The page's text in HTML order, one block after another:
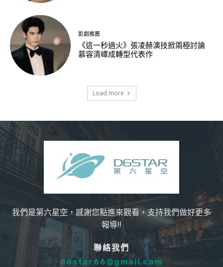
影劇推薦
《這一秒過火》張凌赫演技掀兩極討論
慕容清嶧成轉型代表作
Load more
我們是第六星空，感謝您點進來觀看，支持我們做好更多
報導!!
聯絡我們
d6star66@gmail.com